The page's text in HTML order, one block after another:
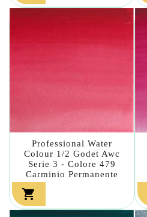
Professional Water
Colour 1/2 Godet Awc
Serie 3 - Colore 479
Carminio Permanente
